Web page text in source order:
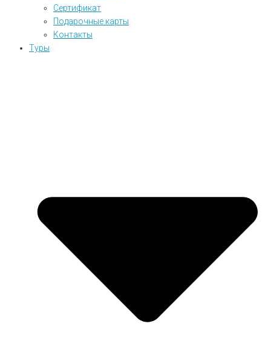
Сертификат
Подарочные карты
Контакты
Туры